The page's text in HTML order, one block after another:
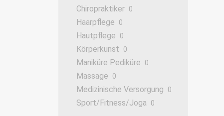
Chiropraktiker 0
Haarpflege 0
Hautpflege 0
Körperkunst 0
Maniküre Pediküre 0
Massage 0
Medizinische Versorgung 0
Sport/Fitness/Joga 0